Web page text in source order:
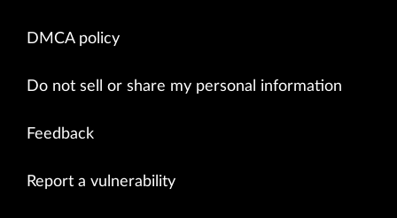
DMCA policy
Do not sell or share my personal information
Feedback
Report a vulnerability